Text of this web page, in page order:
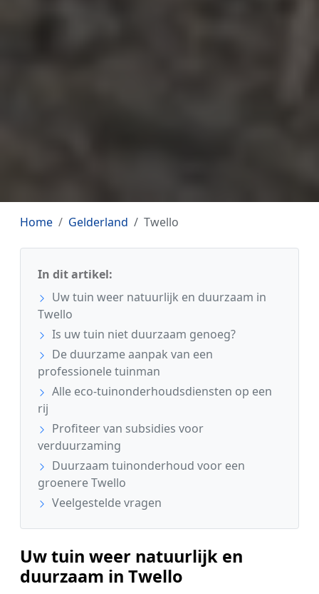
Home Gelderland Twello
In dit artikel:
Uw tuin weer natuurlijk en duurzaam in
Twello
Is uw tuin niet duurzaam genoeg?
De duurzame aanpak van een
professionele tuinman
Alle eco-tuinonderhoudsdiensten op een
rij
Profiteer van subsidies voor
verduurzaming
Duurzaam tuinonderhoud voor een
groenere Twello
Veelgestelde vragen
Uw tuin weer natuurlijk en
duurzaam in Twello